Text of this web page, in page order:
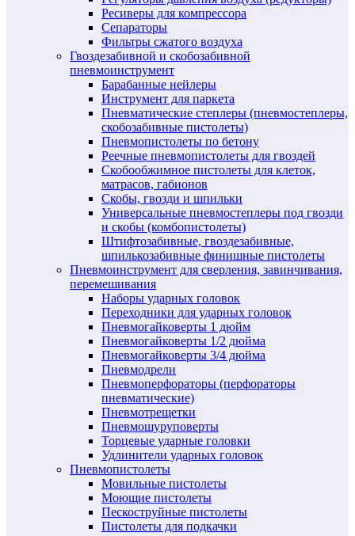
Ресиверы для компрессора
Сепараторы
Фильтры сжатого воздуха
Гвоздезабивной и скобозабивной
пневмоинструмент
Барабанные нейлеры
Инструмент для паркета
Пневматические степлеры (пневмостеплеры,
скобозабивные пистолеты)
Пневмопистолеты по бетону
Реечные пневмопистолеты для гвоздей
Скобообжимное пистолеты для клеток,
матрасов, габионов
Скобы, гвозди и шпильки
Универсальные пневмостеплеры под гвозди
и скобы (комбопистолеты)
Штифтозабивные, гвоздезабивные,
шпилькозабивные финишные пистолеты
Пневмоинструмент для сверления, завинчивания,
перемешивания
Наборы ударных головок
Переходники для ударных головок
Пневмогайковерты 1 дюйм
Пневмогайковерты 1/2 дюйма
Пневмогайковерты 3/4 дюйма
Пневмодрели
Пневмоперфораторы (перфораторы
пневматические)
Пневмотрещетки
Пневмошуруповерты
Торцевые ударные головки
Удлинители ударных головок
Пневмопистолеты
Мовильные пистолеты
Моющие пистолеты
Пескоструйные пистолеты
Пистолеты для подкачки